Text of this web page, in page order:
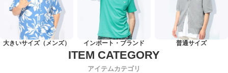
大きいサイズ（メンズ） インポート・ブランド 普通サイズ
アイテムカテゴリ